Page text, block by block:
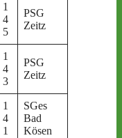
1
4
5
PSG
Zeitz
1
4
3
PSG
Zeitz
1
4
1
SGes
Bad
Kösen